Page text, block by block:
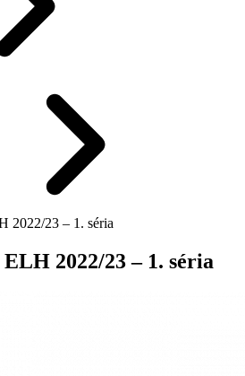
2022/23 – 1. séria
2022/23 – 1. séria